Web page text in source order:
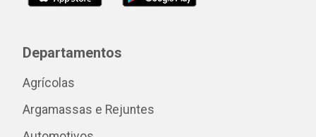
Departamentos
Agrícolas
Argamassas e Rejuntes